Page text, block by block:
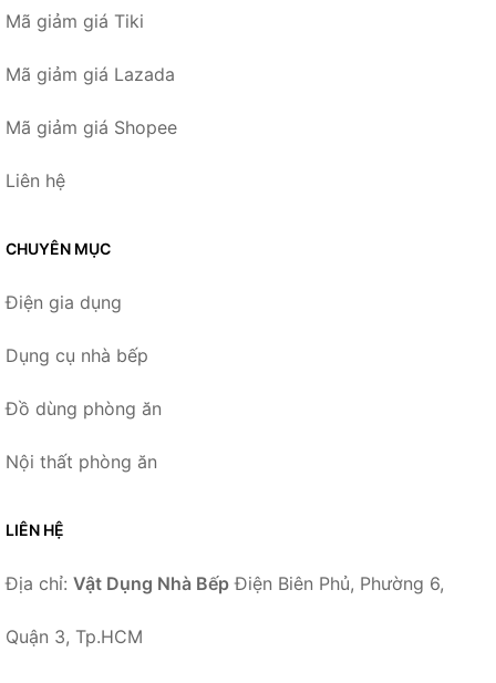
Mã giảm giá Tiki
Mã giảm giá Lazada
Mã giảm giá Shopee
Liên hệ
CHUYÊN MỤC
Điện gia dụng
Dụng cụ nhà bếp
Đồ dùng phòng ăn
Nội thất phòng ăn
LIÊN HỆ
Địa chỉ: Vật Dụng Nhà Bếp Điện Biên Phủ, Phường 6,
Quận 3, Tp.HCM